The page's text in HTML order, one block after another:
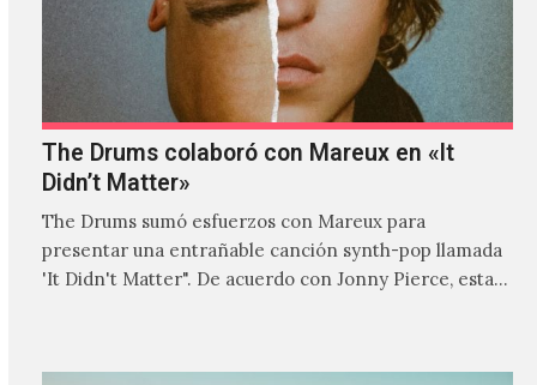
The Drums colaboró con Mareux en «It
Didn’t Matter»
The Drums sumó esfuerzos con Mareux para
presentar una entrañable canción synth-pop llamada
'It Didn't Matter". De acuerdo con Jonny Pierce, esta